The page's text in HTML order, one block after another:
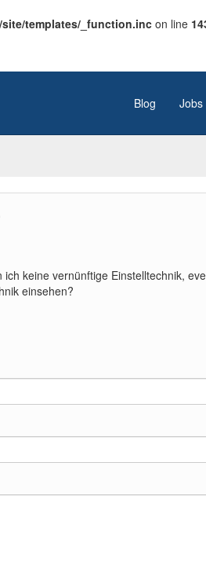
templates/_function.incon line
Blog Jobs
keine vernünftige Einstelltechnik,
einsehen?